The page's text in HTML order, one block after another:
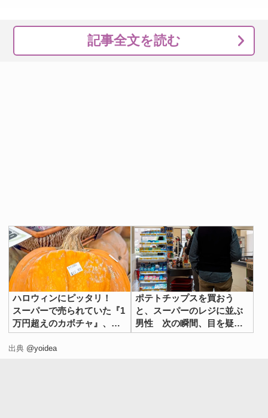
記事全文を読む
ハロウィンにピッタリ！
スーパーで売られていた『1
万円超えのカボチャ』、形
が？
ポテトチップスを買おう
と、スーパーのレジに並ぶ
男性 次の瞬間、目を疑う
行動に！
出典 @yoidea